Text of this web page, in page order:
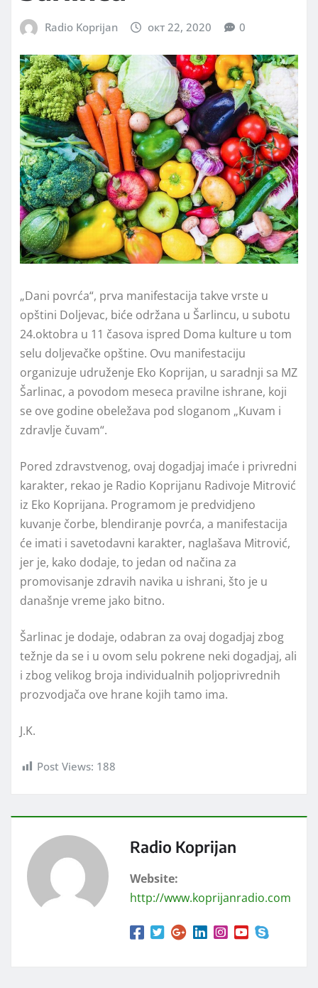
Radio Koprijan окт 22, 2020 0
„Dani povrća“, prva manifestacija takve vrste u
opštini Doljevac, biće održana u Šarlincu, u subotu
24.oktobra u 11 časova ispred Doma kulture u tom
selu doljevačke opštine. Ovu manifestaciju
organizuje udruženje Eko Koprijan, u saradnji sa MZ
Šarlinac, a povodom meseca pravilne ishrane, koji
se ove godine obeležava pod sloganom „Kuvam i
zdravlje čuvam“.
Pored zdravstvenog, ovaj dogadjaj imaće i privredni
karakter, rekao je Radio Koprijanu Radivoje Mitrović
iz Eko Koprijana. Programom je predvidjeno
kuvanje čorbe, blendiranje povrća, a manifestacija
će imati i savetodavni karakter, naglašava Mitrović,
jer je, kako dodaje, to jedan od načina za
promovisanje zdravih navika u ishrani, što je u
današnje vreme jako bitno.
Šarlinac je dodaje, odabran za ovaj dogadjaj zbog
težnje da se i u ovom selu pokrene neki dogadjaj, ali
i zbog velikog broja individualnih poljoprivrednih
prozvodjača ove hrane kojih tamo ima.
J.K.
Post Views: 188
Radio Koprijan
Website:
http://www.koprijanradio.com